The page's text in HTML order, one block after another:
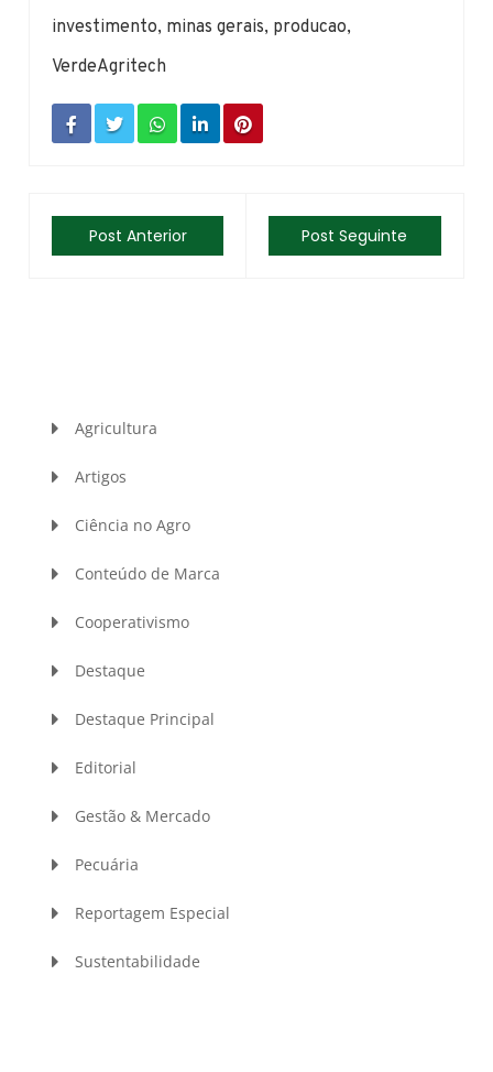
investimento, minas gerais, producao,
VerdeAgritech
Post Anterior Post Seguinte
Agricultura
Artigos
Ciência no Agro
Conteúdo de Marca
Cooperativismo
Destaque
Destaque Principal
Editorial
Gestão & Mercado
Pecuária
Reportagem Especial
Sustentabilidade